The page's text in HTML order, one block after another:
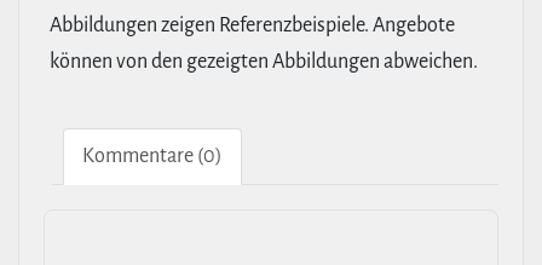
Abbildungen zeigen Referenzbeispiele. Angebote
können von den gezeigten Abbildungen abweichen.
Kom­men­tare (0)